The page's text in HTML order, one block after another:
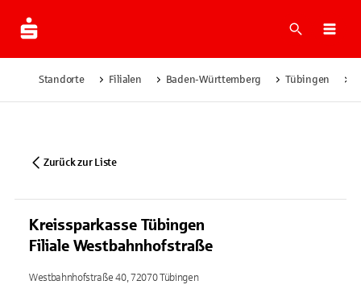
Suche
Standorte Filialen Baden-Württemberg Tübingen
Zurück zur Liste
Kreissparkasse Tübingen
Filiale Westbahnhofstraße
Westbahnhofstraße 40, 72070 Tübingen